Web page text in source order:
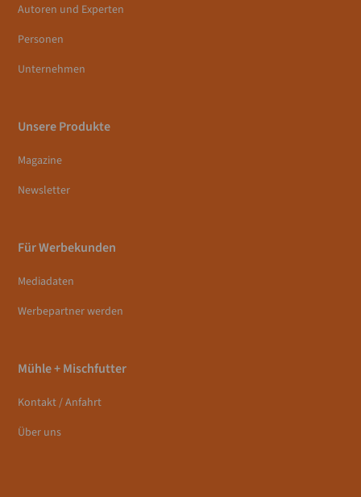
Autoren und Experten
Personen
Unternehmen
Unsere Produkte
Magazine
Newsletter
Für Werbekunden
Mediadaten
Werbepartner werden
Mühle + Mischfutter
Kontakt / Anfahrt
Über uns